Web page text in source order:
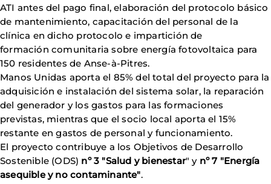
ATI antes del pago final, elaboración del protocolo básico
de mantenimiento, capacitación del personal de la
clínica en dicho protocolo e impartición de
formación comunitaria sobre energía fotovoltaica para
150 residentes de Anse-à-Pitres.
Manos Unidas aporta el 85% del total del proyecto para la
adquisición e instalación del sistema solar, la reparación
del generador y los gastos para las formaciones
previstas, mientras que el socio local aporta el 15%
restante en gastos de personal y funcionamiento.
El proyecto contribuye a los Objetivos de Desarrollo
Sostenible (ODS) nº 3 "Salud y bienestar" y nº 7 "Energía
asequible y no contaminante".